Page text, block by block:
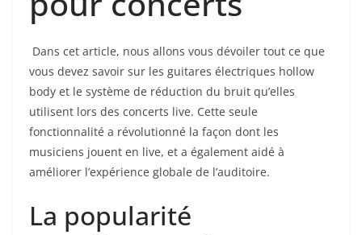
‌ Dans cet article, nous allons vous dévoiler tout ce que
vous devez ‌savoir sur les guitares électriques⁤ hollow‍
body et le système de réduction du bruit qu’elles
utilisent lors des concerts live. Cette seule
fonctionnalité a révolutionné la façon dont les
musiciens jouent en live, et⁢ a également aidé à
améliorer l’expérience globale de l’auditoire.
La popularité